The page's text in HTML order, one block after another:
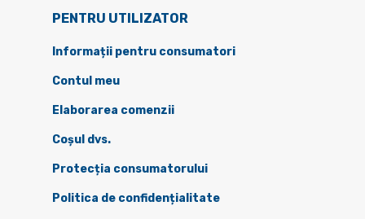
PENTRU UTILIZATOR
Informații pentru consumatori
Contul meu
Elaborarea comenzii
Coșul dvs.
Protecția consumatorului
Politica de confidențialitate